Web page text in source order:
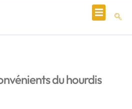
du hourdis